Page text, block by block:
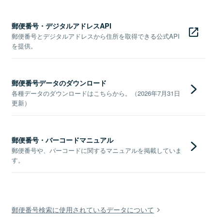
郵便番号・デジタルアドレスAPI
郵便番号とデジタルアドレスから住所を取得できる公式API
を提供。
郵便番号データのダウンロード
各種データのダウンロードはこちらから。（2026年7月31日
更新）
郵便番号・バーコードマニュアル
郵便番号や、バーコードに関するマニュアルを掲載していま
す。
郵便番号検索に使用されているデータについて